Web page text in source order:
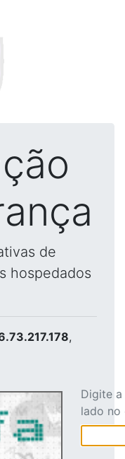
de
hospedados
,
Digite
lado no